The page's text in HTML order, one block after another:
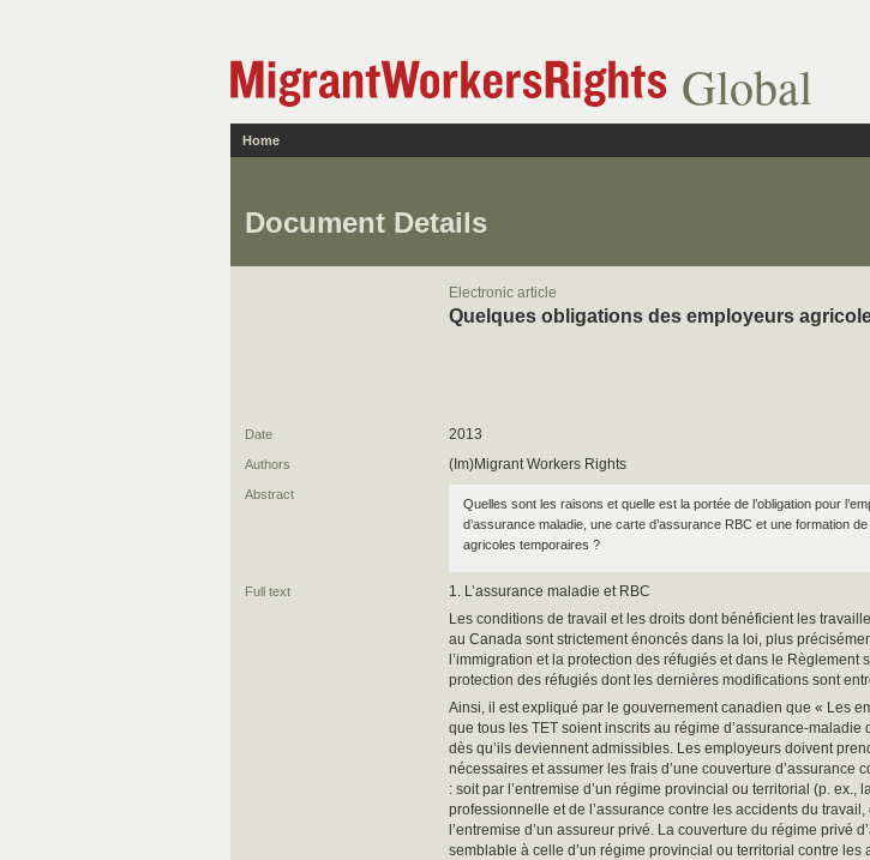
Global
Home
Document Details
Electronic article
Quelques obligations des employeurs
Date 2013
Authors (Im)Migrant Workers Rights
Abstract
Quelles sont les raisons et quelle est la portée de l’obligation pour
d’assurance maladie, une carte d’assurance RBC et une formation de
agricoles temporaires ?
Full text
1. L’assurance maladie et RBC
Les conditions de travail et les droits dont bénéficient les
au Canada sont strictement énoncés dans la loi, plus
l’immigration et la protection des réfugiés et dans le Règlement
protection des réfugiés dont les dernières modifications sont
Ainsi, il est expliqué par le gouvernement canadien que « Les
que tous les TET soient inscrits au régime d’assurance-maladie
dès qu’ils deviennent admissibles. Les employeurs doivent
nécessaires et assumer les frais d’une couverture d’assurance
: soit par l’entremise d’un régime provincial ou territorial (p. ex.,
professionnelle et de l’assurance contre les accidents du travail,
l’entremise d’un assureur privé. La couverture du régime privé
semblable à celle d’un régime provincial ou territorial contre les